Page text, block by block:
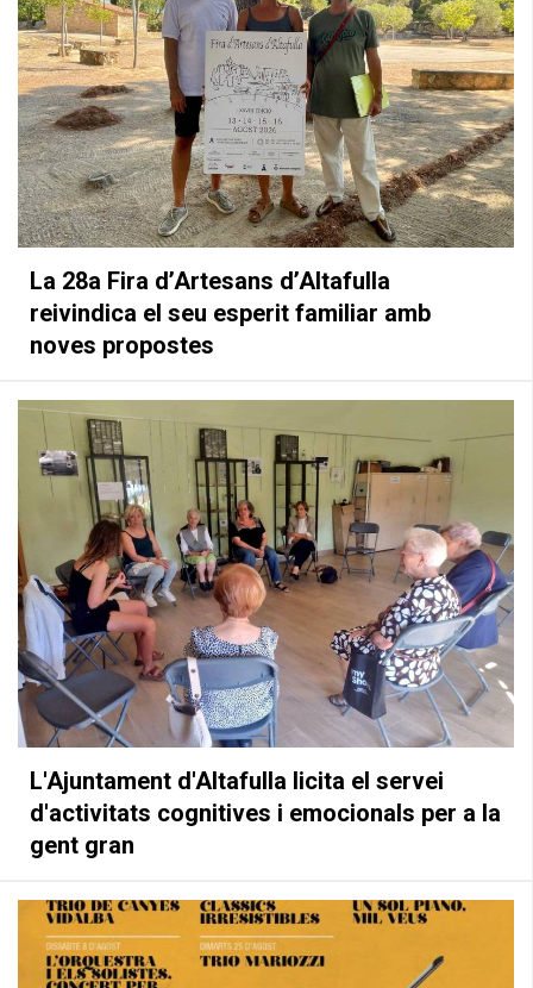
La casa de la vila
Serveis
La 28a Fira d’Artesans d’Altafulla
reivindica el seu esperit familiar amb
noves propostes
L'Ajuntament d'Altafulla licita el servei
d'activitats cognitives i emocionals per a la
gent gran